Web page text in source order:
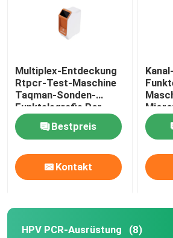
Multiplex-Entdeckung
Rtpcr-Test-Maschine
Taqman-Sonden-
Funktelegrafie Pcr-
Maschinen-5KG
molekulareBestpreis
Kontakt
HPV PCR-Ausrüstung (8)